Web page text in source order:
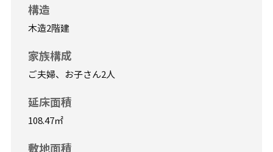
構造
木造2階建
家族構成
ご夫婦、お子さん2人
延床面積
108.47㎡
敷地面積